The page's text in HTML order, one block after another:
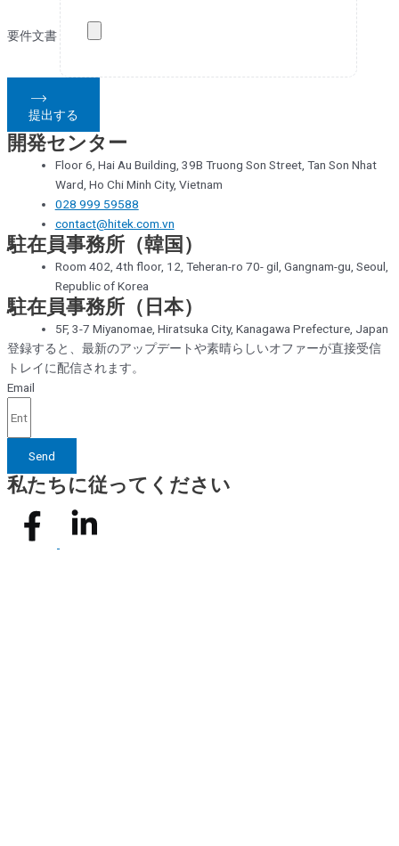
要件文書
提出する
開発センター
Floor 6, Hai Au Building, 39B Truong Son Street, Tan Son Nhat
Ward, Ho Chi Minh City, Vietnam
028 999 59588
contact@hitek.com.vn
駐在員事務所（韓国）
Room 402, 4th floor, 12, Teheran-ro 70- gil, Gangnam-gu, Seoul,
Republic of Korea
駐在員事務所（日本）
5F, 3-7 Miyanomae, Hiratsuka City, Kanagawa Prefecture, Japan
登録すると、最新のアップデートや素晴らしいオファーが直接受信
トレイに配信されます。
Email
Send
私たちに従ってください